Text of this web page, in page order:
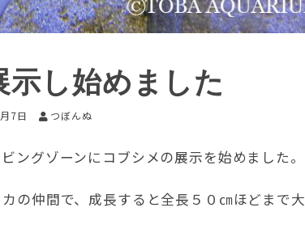
し始めました
7日 つぼんぬ
ングゾーンにコブシメの展示を始めました。
の仲間で、成長すると全長５０㎝ほどまで大